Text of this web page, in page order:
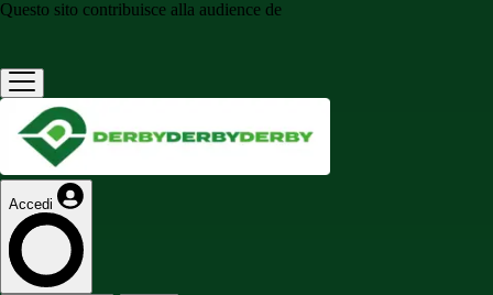
Questo sito contribuisce alla audience de
Accedi